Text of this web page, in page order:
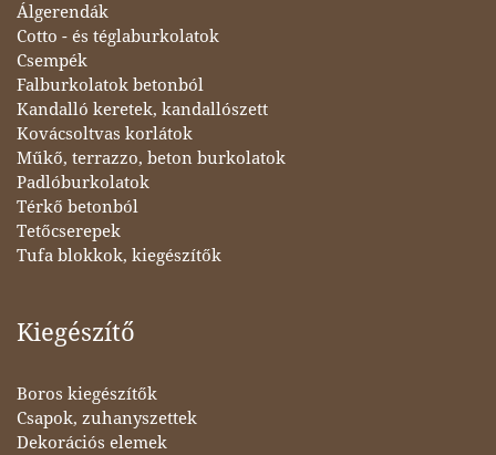
Álgerendák
Cotto - és téglaburkolatok
Csempék
Falburkolatok betonból
Kandalló keretek, kandallószett
Kovácsoltvas korlátok
Műkő, terrazzo, beton burkolatok
Padlóburkolatok
Térkő betonból
Tetőcserepek
Tufa blokkok, kiegészítők
Kiegészítő
Boros kiegészítők
Csapok, zuhanyszettek
Dekorációs elemek